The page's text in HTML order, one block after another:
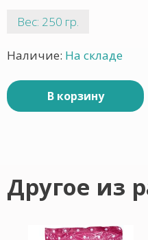
Вес: 250 гр.
Наличие: На складе
В корзину
Другое из